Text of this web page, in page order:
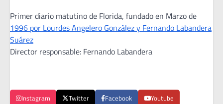
Primer diario matutino de Florida, fundado en Marzo de
1996 por Lourdes Angelero González y Fernando Labandera
Suárez
Director responsable: Fernando Labandera
Instagram Twitter Facebook Youtube